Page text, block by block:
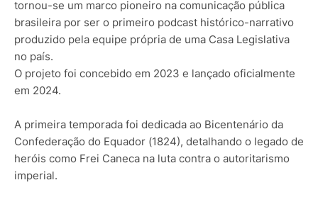
tornou-se um marco pioneiro na comunicação pública
brasileira por ser o primeiro podcast histórico-narrativo
produzido pela equipe própria de uma Casa Legislativa
no país.
O projeto foi concebido em 2023 e lançado oficialmente
em 2024.
A primeira temporada foi dedicada ao Bicentenário da
Confederação do Equador (1824), detalhando o legado de
heróis como Frei Caneca na luta contra o autoritarismo
imperial.